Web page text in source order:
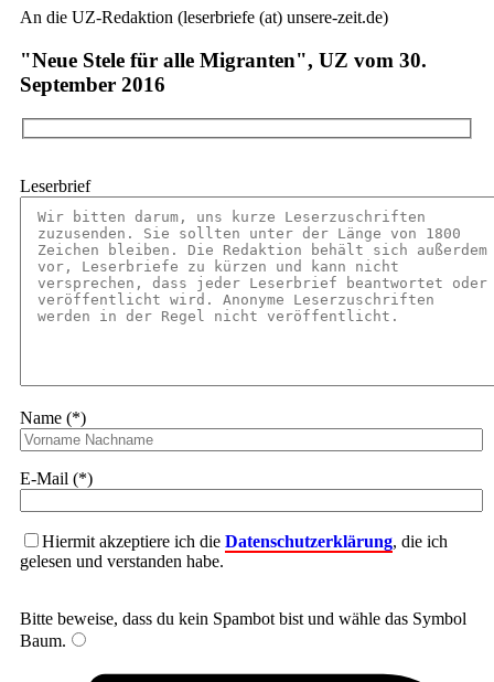
An die UZ-Redaktion (leserbriefe (at) unsere-zeit.de)
"Neue Stele für alle Migranten", UZ vom 30.
September 2016
Leserbrief
Name (*)
E-Mail (*)
Hiermit akzeptiere ich die Datenschutzerklärung, die ich
gelesen und verstanden habe.
Bitte beweise, dass du kein Spambot bist und wähle das Symbol
Baum.